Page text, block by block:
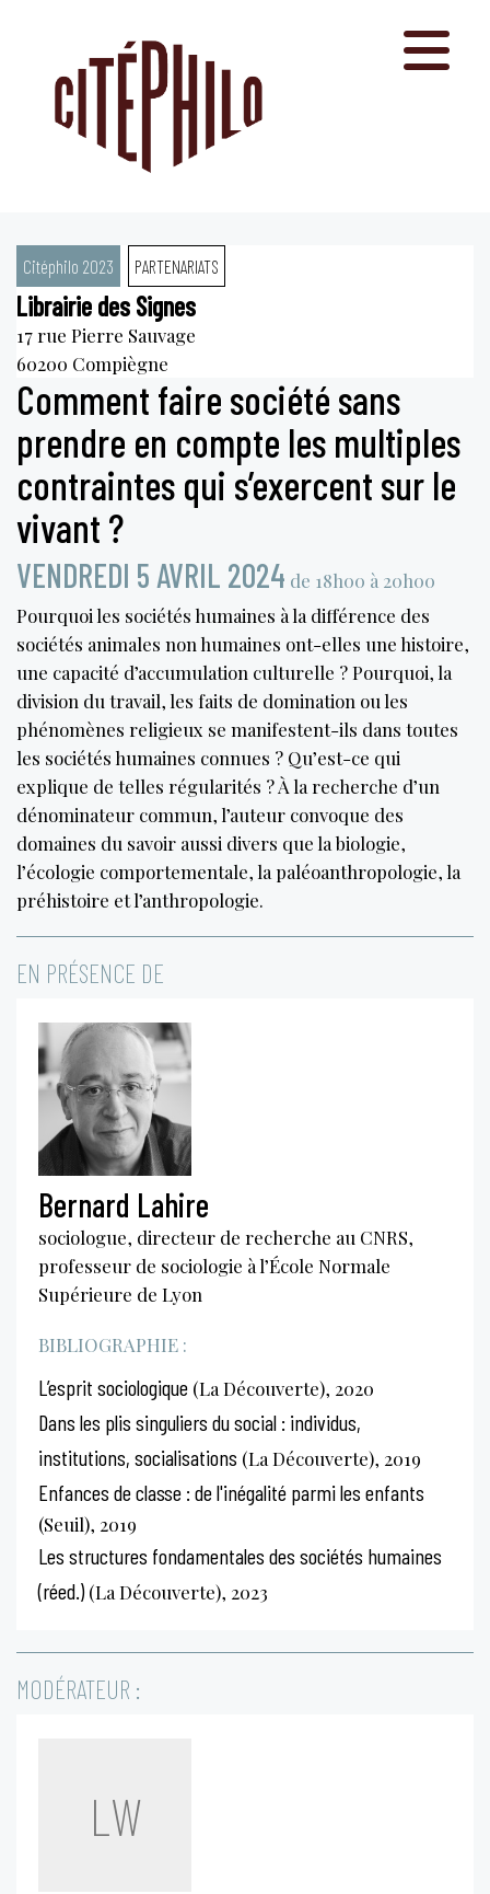
Citéphilo 2023 PARTENARIATS
Librairie des Signes
17 rue Pierre Sauvage
60200 Compiègne
Comment faire société sans
prendre en compte les multiples
contraintes qui s’exercent sur le
vivant ?
VENDREDI 5 AVRIL 2024 de 18h00 à 20h00
Pourquoi les sociétés humaines à la différence des
sociétés animales non humaines ont-elles une histoire,
une capacité d’accumulation culturelle ? Pourquoi, la
division du travail, les faits de domination ou les
phénomènes religieux se manifestent-ils dans toutes
les sociétés humaines connues ? Qu’est-ce qui
explique de telles régularités ? À la recherche d’un
dénominateur commun, l’auteur convoque des
domaines du savoir aussi divers que la biologie,
l’écologie comportementale, la paléoanthropologie, la
préhistoire et l’anthropologie.
EN PRÉSENCE DE
Bernard Lahire
sociologue, directeur de recherche au CNRS,
professeur de sociologie à l’École Normale
Supérieure de Lyon
BIBLIOGRAPHIE :
L’esprit sociologique (La Découverte), 2020
Dans les plis singuliers du social : individus,
institutions, socialisations (La Découverte), 2019
Enfances de classe : de l'inégalité parmi les enfants
(Seuil), 2019
Les structures fondamentales des sociétés humaines
(réed.)(La Découverte), 2023
MODÉRATEUR :
LW